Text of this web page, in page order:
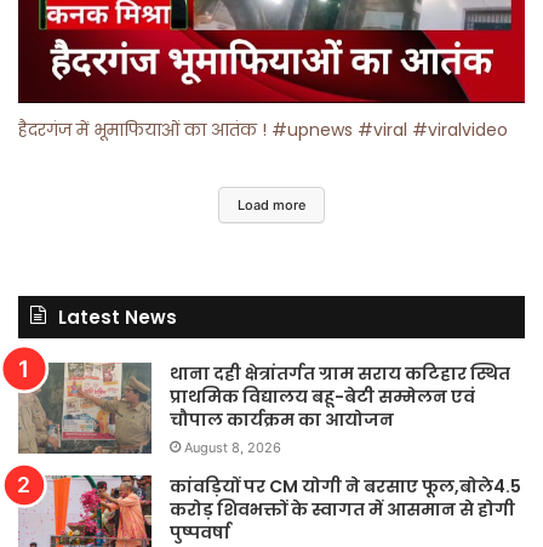
हैदरगंज में भूमाफियाओं का आतंक ! #upnews #viral #viralvideo
Load more
Latest News
थाना दही क्षेत्रांतर्गत ग्राम सराय कटिहार स्थित
प्राथमिक विद्यालय बहू-बेटी सम्मेलन एवं
चौपाल कार्यक्रम का आयोजन
August 8, 2026
कांवड़ियों पर CM योगी ने बरसाए फूल,बोले4.5
करोड़ शिवभक्तों के स्वागत में आसमान से होगी
पुष्पवर्षा